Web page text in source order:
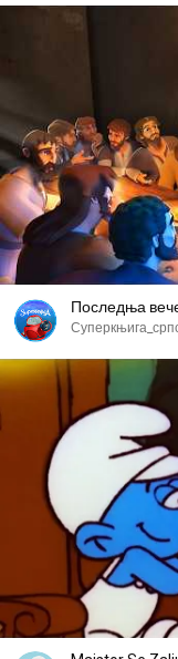
Последња